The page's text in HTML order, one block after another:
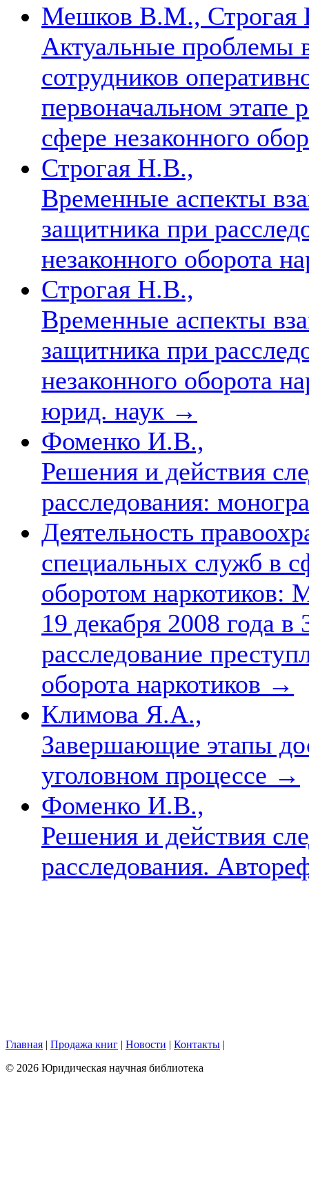
Мешков В.М., Строгая
Актуальные проблемы
сотрудников
первоначальном этапе
сфере незаконного
Строгая Н.В.,
Временные аспекты
защитника при
незаконного оборота
Строгая Н.В.,
Временные аспекты
защитника при
незаконного оборота
юрид. наук →
Фоменко И.В.,
Решения и действия
расследования:
Деятельность
специальных служб в
оборотом наркотиков:
19 декабря 2008 года
расследование
оборота наркотиков →
Климова Я.А.,
Завершающие этапы
уголовном процессе →
Фоменко И.В.,
Решения и действия
расследования.
Главная | Продажа книг | Новости | Контакты |
© 2026 Юридическая научная библиотека